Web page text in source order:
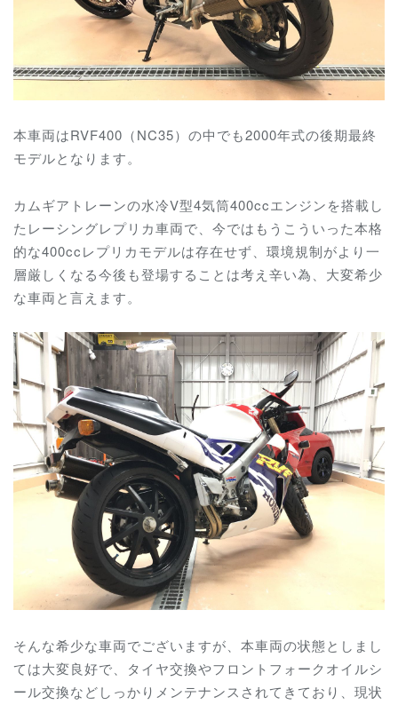
本車両はRVF400（NC35）の中でも2000年式の後期最終
モデルとなります。
カムギアトレーンの水冷V型4気筒400ccエンジンを搭載し
たレーシングレプリカ車両で、今ではもうこういった本格
的な400ccレプリカモデルは存在せず、環境規制がより一
層厳しくなる今後も登場することは考え辛い為、大変希少
な車両と言えます。
そんな希少な車両でございますが、本車両の状態としまし
ては大変良好で、タイヤ交換やフロントフォークオイルシ
ール交換などしっかりメンテナンスされてきており、現状